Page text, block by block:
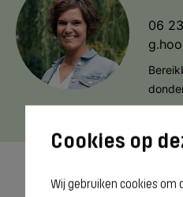
Wij gebruiken cookies
06